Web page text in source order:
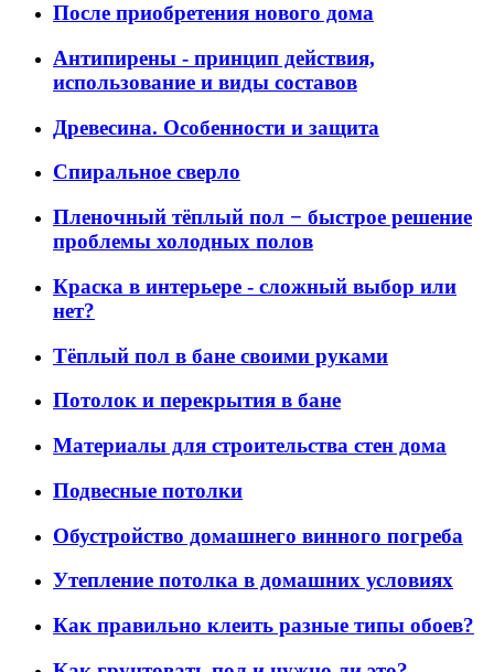
После приобретения нового дома
Антипирены - принцип действия,
использование и виды составов
Древесина. Особенности и защита
Спиральное сверло
Пленочный тёплый пол − быстрое решение
проблемы холодных полов
Краска в интерьере - сложный выбор или
нет?
Тёплый пол в бане своими руками
Потолок и перекрытия в бане
Материалы для строительства стен дома
Подвесные потолки
Обустройство домашнего винного погреба
Утепление потолка в домашних условиях
Как правильно клеить разные типы обоев?